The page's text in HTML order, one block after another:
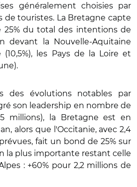
généralement choisies par
de touristes. La Bretagne capte
25% du total des intentions de
devant la Nouvelle-Aquitaine
(10,5%), les Pays de la Loire et
des évolutions notables par
son leadership en nombre de
millions), la Bretagne est en
alors que l'Occitanie, avec 2,4
fait un bond de 25% sur
la plus importante restant celle
: +60% pour 2,2 millions de